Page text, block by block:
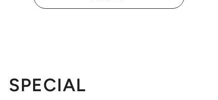
SPECIAL